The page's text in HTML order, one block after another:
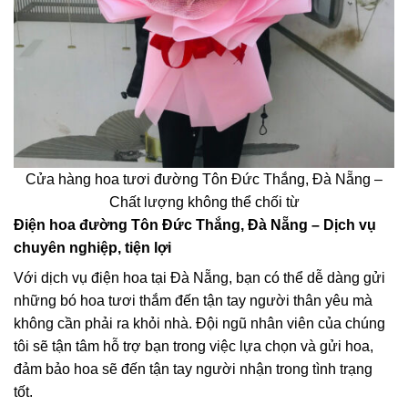
Cửa hàng hoa tươi đường Tôn Đức Thắng, Đà Nẵng –
Chất lượng không thể chối từ
Điện hoa đường Tôn Đức Thắng, Đà Nẵng – Dịch vụ
chuyên nghiệp, tiện lợi
Với dịch vụ điện hoa tại Đà Nẵng, bạn có thể dễ dàng gửi
những bó hoa tươi thắm đến tận tay người thân yêu mà
không cần phải ra khỏi nhà. Đội ngũ nhân viên của chúng
tôi sẽ tận tâm hỗ trợ bạn trong việc lựa chọn và gửi hoa,
đảm bảo hoa sẽ đến tận tay người nhận trong tình trạng
tốt.